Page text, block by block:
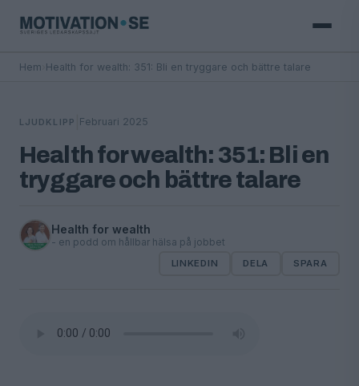
Hem Health for wealth: 351: Bli en tryggare och bättre talare
LJUDKLIPP Februari 2025
Health for wealth: 351: Bli en
tryggare och bättre talare
Health for wealth
- en podd om hållbar hälsa på jobbet
LINKEDIN DELA SPARA